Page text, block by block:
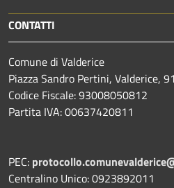
CONTATTI
Comune di Valderice
Piazza Sandro Pertini, Valderice,
Codice Fiscale: 93008050812
Partita IVA: 00637420811
PEC:
Centralino Unico: 0923892011